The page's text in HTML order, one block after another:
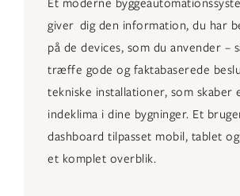
giver dig den information, du har
på de devices, som du anvender –
træffe gode og faktabaserede
tekniske installationer, som skaber
indeklima i dine bygninger. Et
dashboard tilpasset mobil, tablet
et komplet overblik.